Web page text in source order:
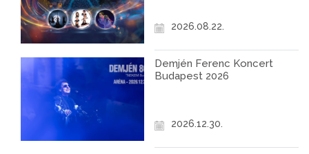
2026.08.22.
Demjén Ferenc Koncert
Budapest 2026
2026.12.30.